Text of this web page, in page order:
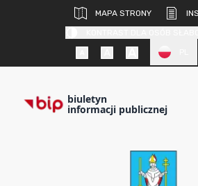
MAPA STRONY
biuletyn
informacji publicznej